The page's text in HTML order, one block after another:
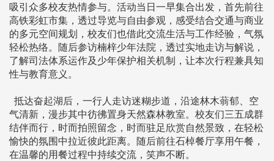
吸引众多校友热情参与。活动当日一早集合出发，首先前往
高铁彩虹市集，透过导览与自由参观，感受结合交通与商业
的多元空间规划，校友们也借此交流生活与工作经验，气氛
轻松热络。随后参访楠梓少年法院，透过实地走访与解说，
了解司法体系运作及少年保护相关机制，让本次行程兼具知
性与教育意义。
抵达奋起湖后，一行人走访迷糊步道，沿途林木蓊郁、空
气清新，漫步其中彷彿置身天然森林教室。校友们三五成群
结伴而行，时而拍照留念，时而驻足欣赏自然景致，在轻松
愉快的氛围中拉近彼此距离。随后前往石棹餐厅享用午餐，
在温馨的用餐过程中持续交流，笑声不断。